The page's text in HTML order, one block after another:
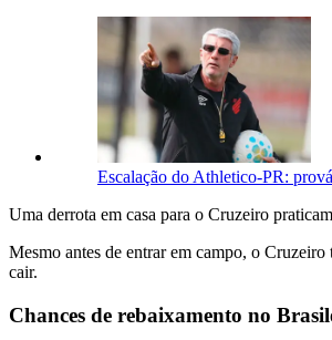
Escalação do Athletico-PR:
Uma derrota em casa para o Cruzeiro
Mesmo antes de entrar em campo, o
cair.
Chances de rebaixamento no